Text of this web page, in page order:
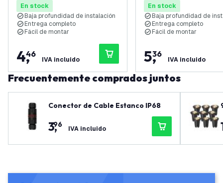
En stock
Baja profundidad de instalación
Entrega completo
Fácil de montar
4,
46
IVA incluido
En stock
Baja profundidad de
Entrega completo
Fácil de montar
5,
36
IVA incluido
Frecuentemente comprados juntos
Conector de Cable Estanco IP68
3,
96 IVA incluido